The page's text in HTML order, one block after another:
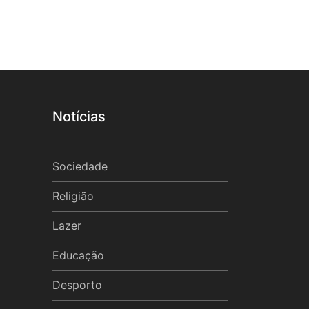
Notícias
Sociedade
Religião
Lazer
Educação
Desporto